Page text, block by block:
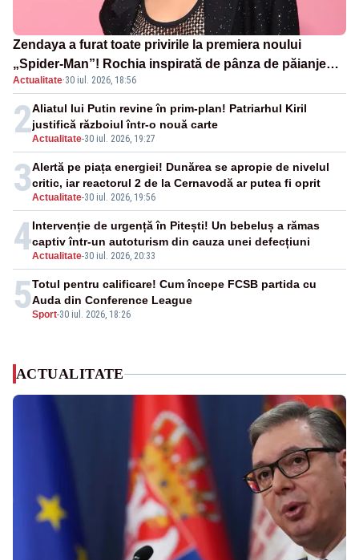
Zendaya a furat toate privirile la premiera noului
„Spider-Man”! Rochia inspirată de pânza de păianjen a
făcut senzație
Actualitate·30 iul. 2026, 18:56
2Actualitate-30 iul. 2026, 19:27
Aliatul lui Putin revine în prim-plan! Patriarhul Kiril
justifică războiul într-o nouă carte
3Actualitate-30 iul. 2026, 19:56
Alertă pe piața energiei! Dunărea se apropie de nivelul
critic, iar reactorul 2 de la Cernavodă ar putea fi oprit
4Actualitate-30 iul. 2026, 20:33
Intervenție de urgență în Pitești! Un bebeluș a rămas
captiv într-un autoturism din cauza unei defecțiuni
5Sport-30 iul. 2026, 18:26
Totul pentru calificare! Cum începe FCSB partida cu
Auda din Conference League
ACTUALITATE